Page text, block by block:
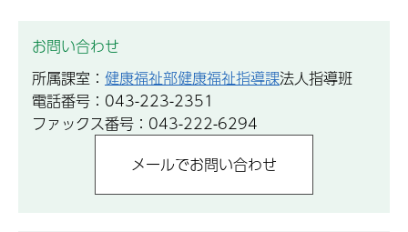
お問い合わせ
所属課室： 健康福祉部健康福祉指導課法人指導班
電話番号：043-223-2351
ファックス番号：043-222-6294